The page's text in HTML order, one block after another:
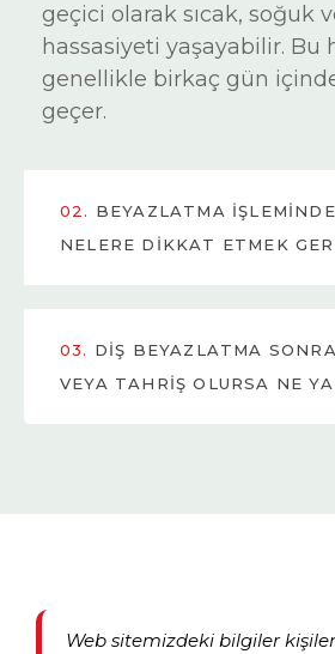
geçici olarak sıcak, soğuk
hassasiyeti yaşayabilir. Bu
genellikle birkaç gün
geçer.
02.
NELERE DIKKAT ETMEK
03.
VEYA TAHRIŞ OLURSA NE
Web sitemizdeki bilgiler